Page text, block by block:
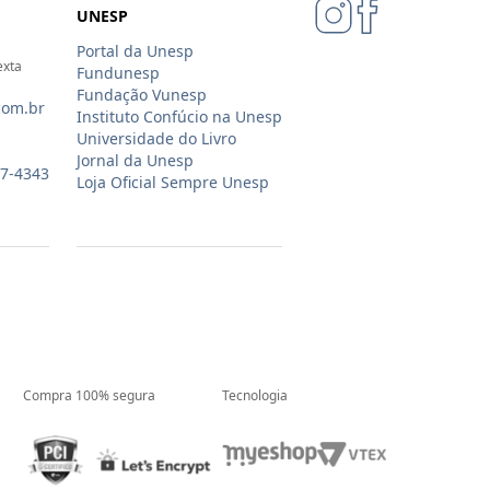
4343
UNESP
Portal da Unesp
Fundunesp
Fundação Vunesp
Instituto Confúcio na Unesp
Universidade do Livro
Jornal da Unesp
Loja Oficial Sempre Unesp
Compra 100% segura Tecnologia